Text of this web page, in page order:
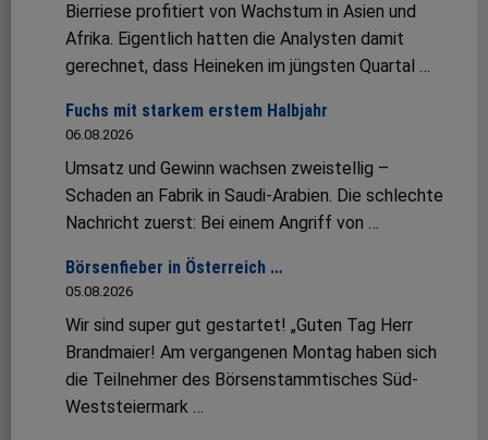
Bierriese profitiert von Wachstum in Asien und
Afrika. Eigentlich hatten die Analysten damit
gerechnet, dass Heineken im jüngsten Quartal …
Fuchs mit starkem erstem Halbjahr
06.08.2026
Umsatz und Gewinn wachsen zweistellig –
Schaden an Fabrik in Saudi-Arabien. Die schlechte
Nachricht zuerst: Bei einem Angriff von …
Börsenfieber in Österreich …
05.08.2026
Wir sind super gut gestartet! „Guten Tag Herr
Brandmaier! Am vergangenen Montag haben sich
die Teilnehmer des Börsenstammtisches Süd-
Weststeiermark …